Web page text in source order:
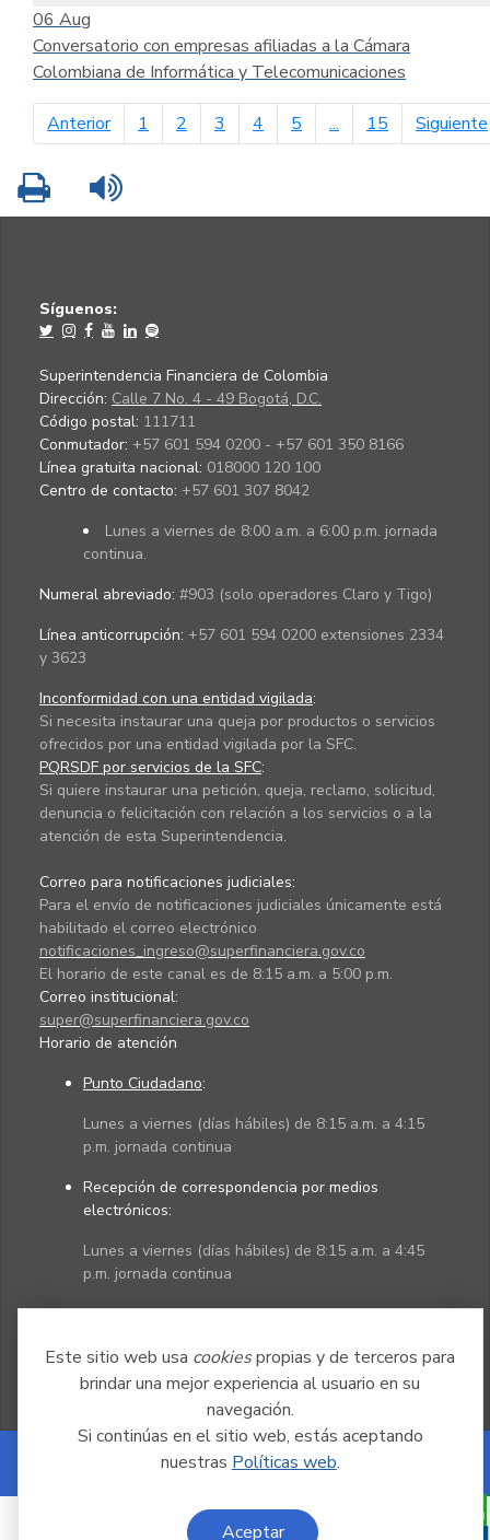
Este sitio web usa cookiespropias y de terceros para
brindar una mejor experiencia al usuario en su
navegación.
Si continúas en el sitio web, estás aceptando
nuestras Políticas web.
Aceptar
06 Aug
Conversatorio con empresas afiliadas a la Cámara
Colombiana de Informática y Telecomunicaciones
Anteriorpágina anterior
1 2 3 4 5 ... 15 Siguiente
Imprimir
Síguenos:
Superintendencia Financiera de Colombia
Dirección: Calle 7 No. 4 - 49 Bogotá, D.C.
Código postal: 111711
Conmutador: +57 601 594 0200 - +57 601 350 8166
Línea gratuita nacional: 018000 120 100
Centro de contacto: +57 601 307 8042
Lunes a viernes de 8:00 a.m. a 6:00 p.m. jornada
continua.
Numeral abreviado: #903 (solo operadores Claro y Tigo)
Línea anticorrupción: +57 601 594 0200 extensiones 2334
y 3623
Inconformidad con una entidad vigilada:
Si necesita instaurar una queja por productos o servicios
ofrecidos por una entidad vigilada por la SFC.
PQRSDF por servicios de la SFC:
Si quiere instaurar una petición, queja, reclamo, solicitud,
denuncia o felicitación con relación a los servicios o a la
atención de esta Superintendencia.
Correo para notificaciones judiciales:
Para el envío de notificaciones judiciales únicamente está
habilitado el correo electrónico
notificaciones_ingreso@superfinanciera.gov.co
El horario de este canal es de 8:15 a.m. a 5:00 p.m.
Correo institucional:
super@superfinanciera.gov.co
Horario de atención
Punto Ciudadano:
Lunes a viernes (días hábiles) de 8:15 a.m. a 4:15
p.m. jornada continua
Recepción de correspondencia por medios
electrónicos:
Lunes a viernes (días hábiles) de 8:15 a.m. a 4:45
p.m. jornada continua
Powered by Nexura